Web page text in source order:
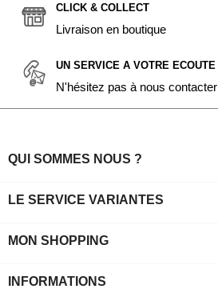
CLICK & COLLECT
Livraison en boutique
UN SERVICE A VOTRE ECOUTE
N'hésitez pas à nous contacter
QUI SOMMES NOUS ?
LE SERVICE VARIANTES
MON SHOPPING
INFORMATIONS